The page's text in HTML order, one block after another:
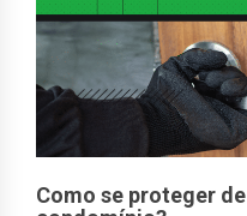
Como se proteger